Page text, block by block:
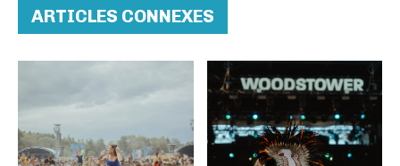
ARTICLES CONNEXES